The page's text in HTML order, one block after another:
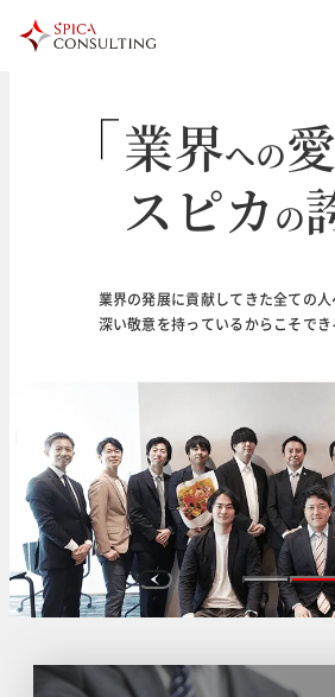
輝く未来の
業界への愛
スピカ の
業界の発展に貢献してきた全ての人
深い敬意を持っているからこそでき